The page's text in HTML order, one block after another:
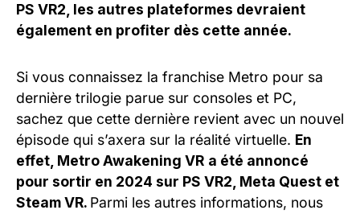
PS VR2, les autres plateformes devraient
également en profiter dès cette année.
Si vous connaissez la franchise Metro pour sa
dernière trilogie parue sur consoles et PC,
sachez que cette dernière revient avec un nouvel
épisode qui s’axera sur la réalité virtuelle. En
effet, Metro Awakening VR a été annoncé
pour sortir en 2024 sur PS VR2, Meta Quest et
Steam VR. Parmi les autres informations, nous